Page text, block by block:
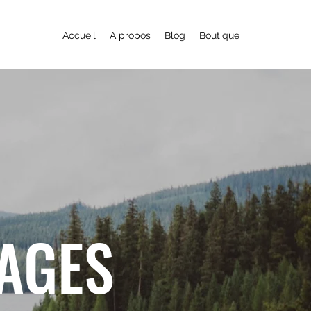
Accueil A propos Blog Boutique